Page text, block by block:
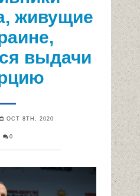
живущие
выдачи
OCT 8TH, 2020
0